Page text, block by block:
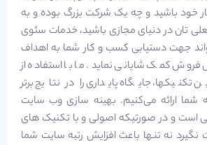
خود باشید و چه یک شرکت بزرگ بوده و به
تان در دنیای مجازی باشید، خدمات سئوی
جهت دستیابی کسب و کار شما به اهداف
کمک شایانی نماید. ما با استفاده از
تکنیکها، جایگاه پایداری را در نتایج برتر
شما ارائه می‌کنیم. بهینه سازی وب سایت
است و در صورتیکه اصولی و با تکنیک های
نه تنها باعث افزایش رتبه سایت شما